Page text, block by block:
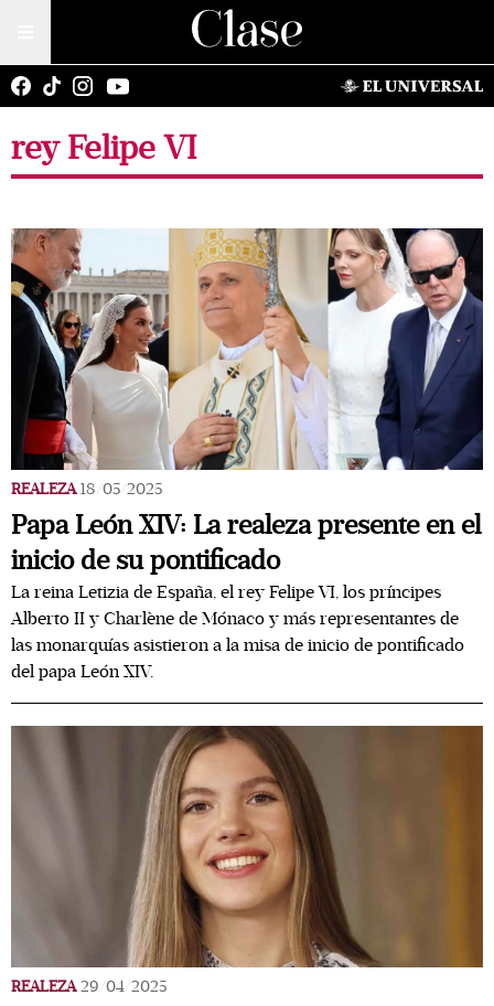
rey Felipe VI
REALEZA 18/05/2025
Papa León XIV: La realeza presente en el
inicio de su pontificado
La reina Letizia de España, el rey Felipe VI, los príncipes
Alberto II y Charlène de Mónaco y más representantes de
las monarquías asistieron a la misa de inicio de pontificado
del papa León XIV.
REALEZA 29/04/2025